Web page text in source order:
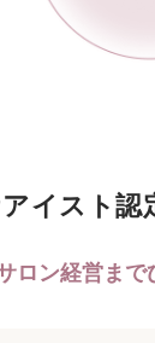
イスト認
ロン経営まで